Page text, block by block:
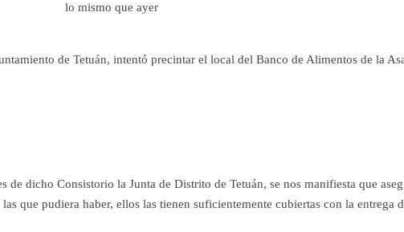
lo mismo que ayer
de Tetuán, intentó precintar el local del Banco de Alimentos de la
de dicho Consistorio la Junta de Distrito de Tetuán, se nos manifiesta que
que pudiera haber, ellos las tienen suficientemente cubiertas con la entrega